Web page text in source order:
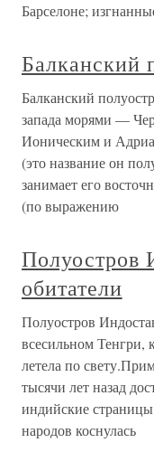
Барселоне;
Балканский
Балканский
запада морями —
Ионическим и
(это название он
занимает его
(по выражению
Полуостров
обитатели
Полуостров
всесильном Тенгри,
летела по
тысячи лет назад
индийские
народов коснулась